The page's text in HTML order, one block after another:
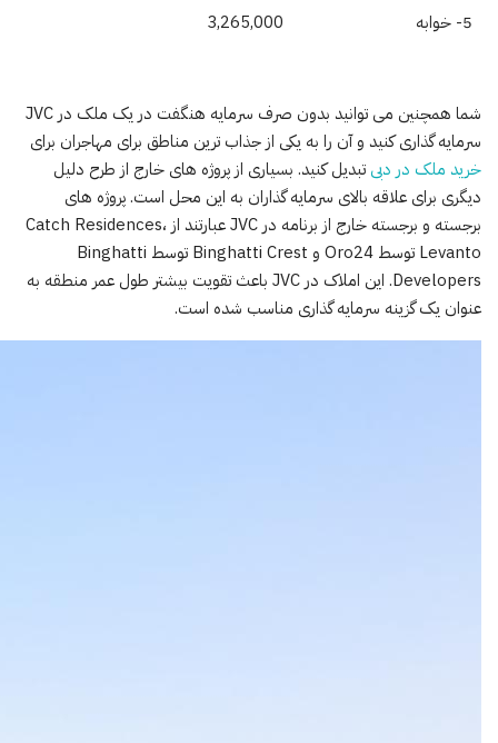
5- خوابه
3,265,000
شما همچنین می توانید بدون صرف سرمایه هنگفت در یک ملک در JVC
سرمایه گذاری کنید و آن را به یکی از جذاب ترین مناطق برای مهاجران برای
خرید ملک در دبی تبدیل کنید. بسیاری از پروژه های خارج از طرح دلیل
دیگری برای علاقه بالای سرمایه گذاران به این محل است. پروژه های
برجسته و برجسته خارج از برنامه در JVC عبارتند از Catch Residences،
Levanto توسط Oro24 و Binghatti Crest توسط Binghatti
Developers. این املاک در JVC باعث تقویت بیشتر طول عمر منطقه به
عنوان یک گزینه سرمایه گذاری مناسب شده است.